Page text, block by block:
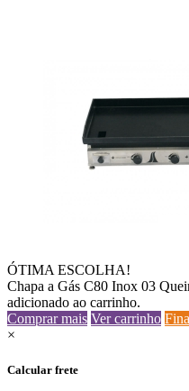
ÓTIMA ESCOLHA!
Chapa a Gás C80 Inox 03
adicionado ao carrinho.
Comprar mais Ver carrinho
×
Calcular frete